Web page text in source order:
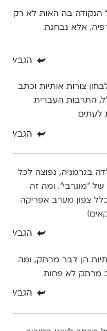
הנקודה בה האות לא רק
אלא נבחנת
הגב/י
צורות אותיות וכתב
התרבות העברית
לעתים
הגב/י
בגרמניה, נפוצה לכל
של ״מוגרבי״. ומה זה
צפון מערב אפריקה
הגב/י
הן דבר מרתק, ומה
מרתק לא פחות
הגב/י